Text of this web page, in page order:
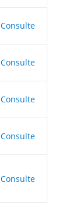
Consulte
Consulte
Consulte
Consulte
Consulte